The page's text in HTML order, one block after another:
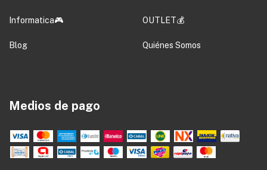
Informatica🎮 OUTLET💰
Blog Quiénes Somos
Medios de pago